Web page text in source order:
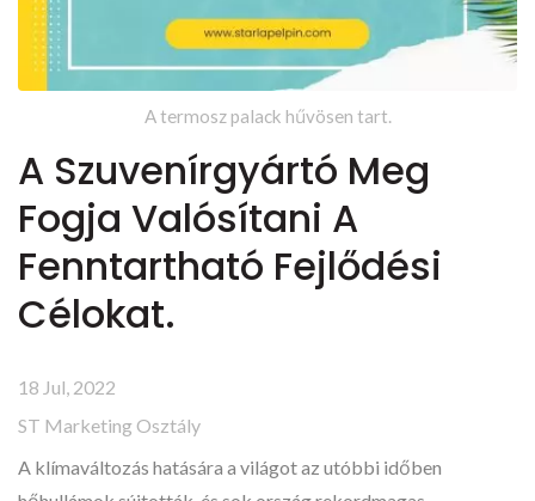
A termosz palack hűvösen tart.
A Szuvenírgyártó Meg
Fogja Valósítani A
Fenntartható Fejlődési
Célokat.
18 Jul, 2022
ST Marketing Osztály
A klímaváltozás hatására a világot az utóbbi időben